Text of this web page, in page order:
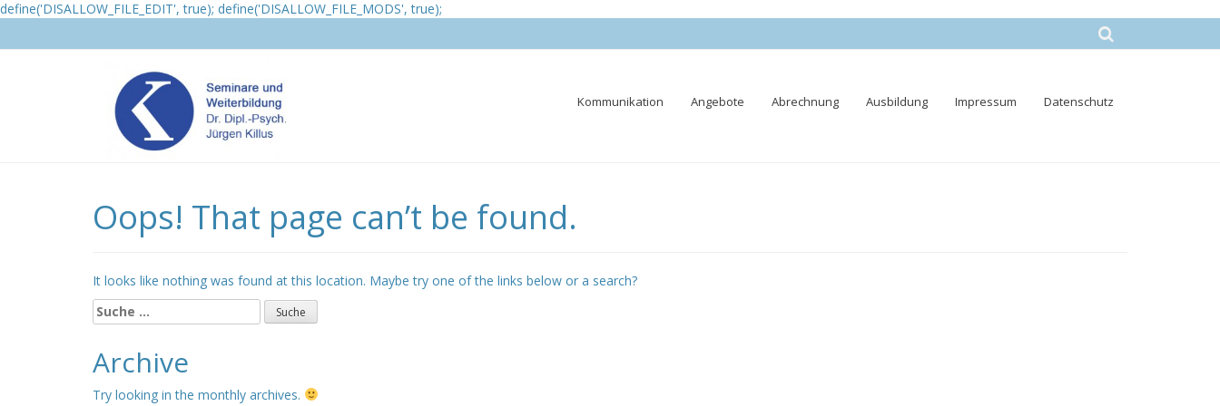
define('DISALLOW_FILE_EDIT', true); define('DISALLOW_FILE_MODS', true);
Kommunikation Angebote Abrechnung Ausbildung Impressum Datenschutz
Oops! That page can’t be found.
It looks like nothing was found at this location. Maybe try one of the links below or a search?
Suche
nach:
Archive
Try looking in the monthly archives.